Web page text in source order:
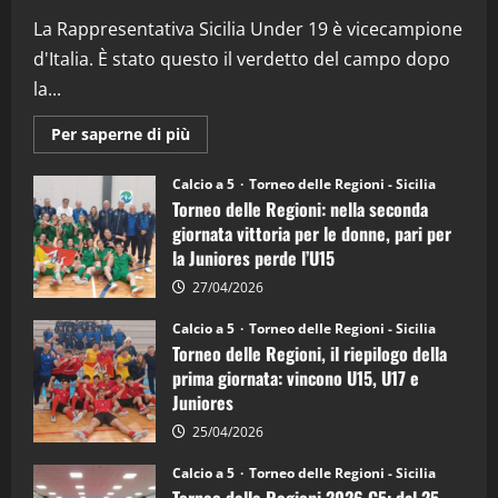
08/04/2026
La Rappresentativa Sicilia Under 19 è vicecampione
d'Italia. È stato questo il verdetto del campo dopo
la...
Per saperne di più
informazioni
Torneo
delle
Regioni
di
calcio
a
5:
la
Juniores
è
vicecampione
d’Italia
Calcio a 5 Torneo delle Regioni - Sicilia
Torneo delle Regioni: nella seconda
giornata vittoria per le donne, pari per
la Juniores perde l’U15
27/04/2026
Calcio a 5 Torneo delle Regioni - Sicilia
Torneo delle Regioni, il riepilogo della
prima giornata: vincono U15, U17 e
Juniores
25/04/2026
Calcio a 5 Torneo delle Regioni - Sicilia